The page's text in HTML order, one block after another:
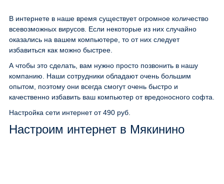
В интернете в наше время существует огромное количество
всевозможных вирусов. Если некоторые из них случайно
оказались на вашем компьютере, то от них следует
избавиться как можно быстрее.
А чтобы это сделать, вам нужно просто позвонить в нашу
компанию. Наши сотрудники обладают очень большим
опытом, поэтому они всегда смогут очень быстро и
качественно избавить ваш компьютер от вредоносного софта.
Настройка сети интернет от 490 руб.
Настроим интернет в Мякинино